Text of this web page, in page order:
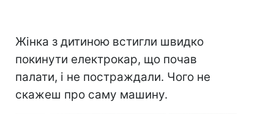
Жінка з дитиною встигли швидко
покинути електрокар, що почав
палати, і не постраждали. Чого не
скажеш про саму машину.